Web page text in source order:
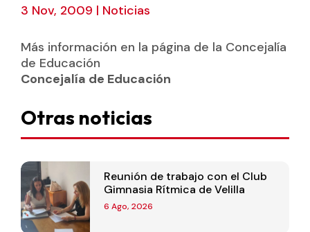
3 Nov, 2009 | Noticias
Más información en la página de la Concejalía
de Educación
Concejalía de Educación
Otras noticias
Reunión de trabajo con el Club
Gimnasia Rítmica de Velilla
6 Ago, 2026